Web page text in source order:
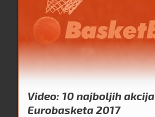
Video: 10 najboljih akcija
Eurobasketa 2017